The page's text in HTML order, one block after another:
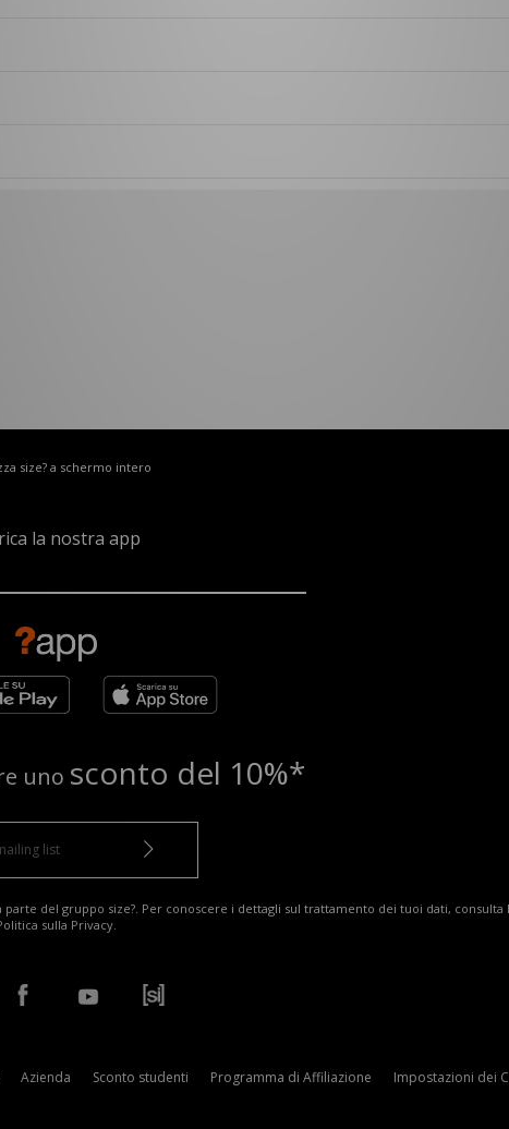
size? a schermo intero
la nostra app
uno sconto del 10%*
del gruppo size?. Per conoscere i dettagli sul trattamento dei tuoi dati, consulta
sulla Privacy.
Azienda Sconto studenti Programma di Affiliazione Impostazioni dei